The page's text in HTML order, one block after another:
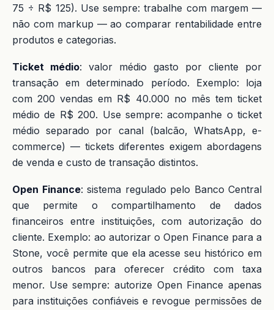
75 ÷ R$ 125). Use sempre: trabalhe com margem —
não com markup — ao comparar rentabilidade entre
produtos e categorias.
Ticket médio: valor médio gasto por cliente por
transação em determinado período. Exemplo: loja
com 200 vendas em R$ 40.000 no mês tem ticket
médio de R$ 200. Use sempre: acompanhe o ticket
médio separado por canal (balcão, WhatsApp, e-
commerce) — tickets diferentes exigem abordagens
de venda e custo de transação distintos.
Open Finance: sistema regulado pelo Banco Central
que permite o compartilhamento de dados
financeiros entre instituições, com autorização do
cliente. Exemplo: ao autorizar o Open Finance para a
Stone, você permite que ela acesse seu histórico em
outros bancos para oferecer crédito com taxa
menor. Use sempre: autorize Open Finance apenas
para instituições confiáveis e revogue permissões de